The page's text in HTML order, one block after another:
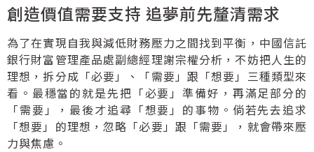
創造價值需要支持 追夢前先釐清需求
為了在實現自我與減低財務壓力之間找到平衡，中國信託
銀行財富管理產品處副總經理謝宗權分析，不妨把人生的
理想，拆分成「必要」、「需要」跟「想要」三種類型來
看。最穩當的就是先把「必要」準備好，再滿足部分的
「需要」，最後才追尋「想要」的事物。倘若先去追求
「想要」的理想，忽略「必要」跟「需要」，就會帶來壓
力與焦慮。